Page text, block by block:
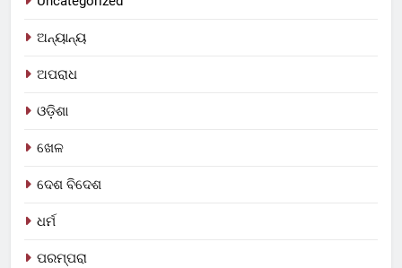
ଅନ୍ୟାନ୍ୟ
ଅପରାଧ
ଓଡ଼ିଶା
ଖେଳ
ଦେଶ ବିଦେଶ
ଧର୍ମ
ପରମ୍ପରା